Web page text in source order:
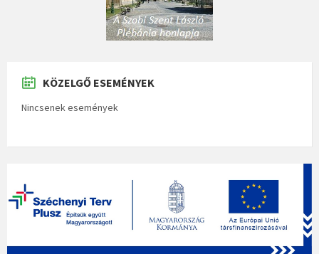
KÖZELGŐ ESEMÉNYEK
Nincsenek események